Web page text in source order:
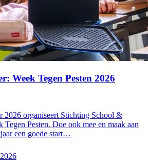
Week Tegen Pesten 2026
2026 organiseert Stichting School &
Pesten. Doe ook mee en maak aan
een goede start…